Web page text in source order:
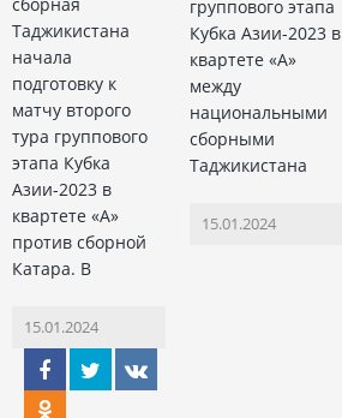
Таджикистана
начала
подготовку к
матчу второго
тура группового
этапа Кубка
Азии-2023 в
квартете «А»
против сборной
Катара. В
15.01.2024
группового этапа
Кубка Азии-2023 в
квартете «А»
между
национальными
сборными
Таджикистана
15.01.2024